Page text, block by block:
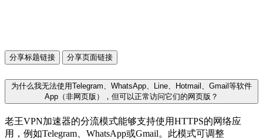
分享标题链接 分享页面链接
为什么我无法使用Telegram、WhatsApp、Line、Hotmail、Gmail等软件
App（非网页版），但可以正常访问它们的网页版？
老王VPN加速器的分流模式能够支持使用HTTPS的网络应
用，例如Telegram、WhatsApp或Gmail。此模式可调整